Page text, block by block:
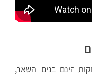
הינם בנים והשאר,